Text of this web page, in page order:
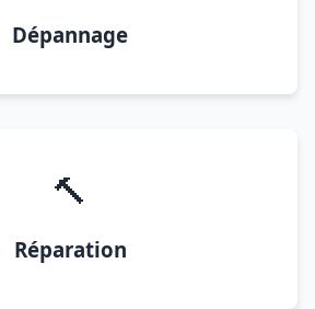
Dépannage
🔨
Réparation